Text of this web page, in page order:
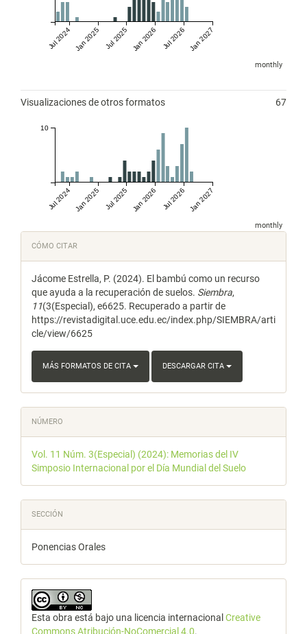
Jul 2024 Jan 2025 Jul 2025 Jan 2026 Jul 2026 Jan 2027
monthly
Visualizaciones de otros formatos 67
Jul 2024 Jan 2025 Jul 2025 Jan 2026 Jul 2026 Jan 2027
10
monthly
Detalles
del
artículo
CÓMO CITAR
Jácome Estrella, P. (2024). El bambú como un recurso
que ayuda a la recuperación de suelos. Siembra,
11(3(Especial), e6625. Recuperado a partir de
https://revistadigital.uce.edu.ec/index.php/SIEMBRA/arti
cle/view/6625
MÁS FORMATOS DE CITA DESCARGAR CITA
NÚMERO
Vol. 11 Núm. 3(Especial) (2024): Memorias del IV
Simposio Internacional por el Día Mundial del Suelo
SECCIÓN
Ponencias Orales
Esta obra está bajo una licencia internacional Creative
Commons Atribución-NoComercial 4.0.